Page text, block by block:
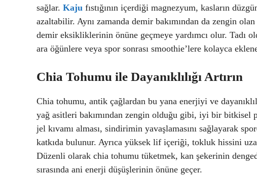
sağlar. Kaju fıstığının içerdiği magnezyum, kasların
azaltabilir. Aynı zamanda demir bakımından da zengin
demir eksikliklerinin önüne geçmeye yardımcı olur. Tadı
ara öğünlere veya spor sonrası smoothie’lere kolayca
Chia Tohumu ile Dayanıklılığı Artırın
Chia tohumu, antik çağlardan bu yana enerjiyi ve
yağ asitleri bakımından zengin olduğu gibi, iyi bir bitkisel
jel kıvamı alması, sindirimin yavaşlamasını sağlayarak
katkıda bulunur. Ayrıca yüksek lif içeriği, tokluk hissini
Düzenli olarak chia tohumu tüketmek, kan şekerinin
sırasında ani enerji düşüşlerinin önüne geçer.